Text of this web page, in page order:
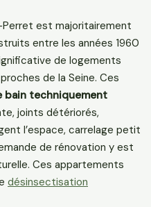
est majoritairement
entre les années 1960
de logements
de la Seine. Ces
bain techniquement
joints détériorés,
l’espace, carrelage petit
de rénovation y est
Ces appartements
désinsectisation